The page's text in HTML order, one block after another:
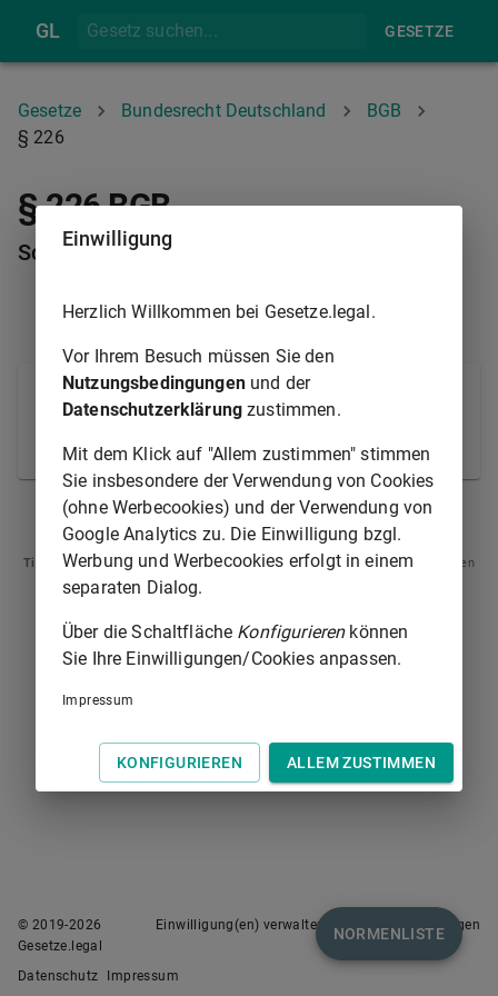
GL GESETZE
Gesetze Bundesrecht Deutschland
BGB
§ 226
§ 226 BGB
Schikaneverbot
Die Ausübung eines Rechts ist unzulässig, wenn sie
nur den Zweck haben kann, einem anderen Schaden
zuzufügen.
§ 218 § 227
Tipp
: Swipen Sie auf dem Bildschirm links oder rechts zur Navigation zwischen
NORMENLISTE
© 2019-2026
Gesetze.legal
Einwilligung(en) verwalten Nutzungsbedingungen
Datenschutz Impressum
Einwilligung
Herzlich Willkommen bei Gesetze.legal.
Vor Ihrem Besuch müssen Sie den
Nutzungsbedingungenund der
Datenschutzerklärung zustimmen.
Mit dem Klick auf "Allem zustimmen" stimmen
Sie insbesondere der Verwendung von Cookies
(ohne Werbecookies) und der Verwendung von
Google Analytics zu. Die Einwilligung bzgl.
Werbung und Werbecookies erfolgt in einem
separaten Dialog.
Über die Schaltfläche Konfigurierenkönnen
Sie Ihre Einwilligungen/Cookies anpassen.
Impressum
KONFIGURIEREN ALLEM ZUSTIMMEN